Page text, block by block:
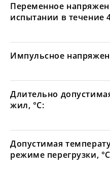
Переменное
испытании в течение
Импульсное
Длительно
жил, °С:
Допустимая
режиме перегрузки,